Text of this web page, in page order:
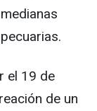
el 19 de
de un